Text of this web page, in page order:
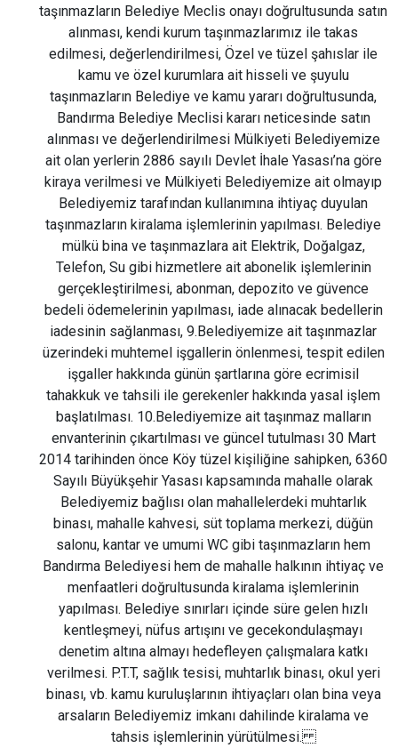
taşınmazların Belediye Meclis onayı doğrultusunda satın
alınması, kendi kurum taşınmazlarımız ile takas
edilmesi, değerlendirilmesi, Özel ve tüzel şahıslar ile
kamu ve özel kurumlara ait hisseli ve şuyulu
taşınmazların Belediye ve kamu yararı doğrultusunda,
Bandırma Belediye Meclisi kararı neticesinde satın
alınması ve değerlendirilmesi Mülkiyeti Belediyemize
ait olan yerlerin 2886 sayılı Devlet İhale Yasası’na göre
kiraya verilmesi ve Mülkiyeti Belediyemize ait olmayıp
Belediyemiz tarafından kullanımına ihtiyaç duyulan
taşınmazların kiralama işlemlerinin yapılması. Belediye
mülkü bina ve taşınmazlara ait Elektrik, Doğalgaz,
Telefon, Su gibi hizmetlere ait abonelik işlemlerinin
gerçekleştirilmesi, abonman, depozito ve güvence
bedeli ödemelerinin yapılması, iade alınacak bedellerin
iadesinin sağlanması, 9.Belediyemize ait taşınmazlar
üzerindeki muhtemel işgallerin önlenmesi, tespit edilen
işgaller hakkında günün şartlarına göre ecrimisil
tahakkuk ve tahsili ile gerekenler hakkında yasal işlem
başlatılması. 10.Belediyemize ait taşınmaz malların
envanterinin çıkartılması ve güncel tutulması 30 Mart
2014 tarihinden önce Köy tüzel kişiliğine sahipken, 6360
Sayılı Büyükşehir Yasası kapsamında mahalle olarak
Belediyemiz bağlısı olan mahallelerdeki muhtarlık
binası, mahalle kahvesi, süt toplama merkezi, düğün
salonu, kantar ve umumi WC gibi taşınmazların hem
Bandırma Belediyesi hem de mahalle halkının ihtiyaç ve
menfaatleri doğrultusunda kiralama işlemlerinin
yapılması. Belediye sınırları içinde süre gelen hızlı
kentleşmeyi, nüfus artışını ve gecekondulaşmayı
denetim altına almayı hedefleyen çalışmalara katkı
verilmesi. P.T.T, sağlık tesisi, muhtarlık binası, okul yeri
binası, vb. kamu kuruluşlarının ihtiyaçları olan bina veya
arsaların Belediyemiz imkanı dahilinde kiralama ve
tahsis işlemlerinin yürütülmesi.